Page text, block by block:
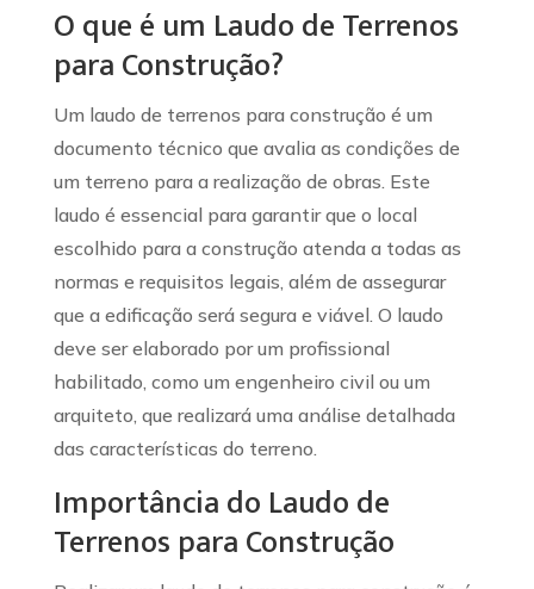
O que é um Laudo de Terrenos
para Construção?
Um laudo de terrenos para construção é um
documento técnico que avalia as condições de
um terreno para a realização de obras. Este
laudo é essencial para garantir que o local
escolhido para a construção atenda a todas as
normas e requisitos legais, além de assegurar
que a edificação será segura e viável. O laudo
deve ser elaborado por um profissional
habilitado, como um engenheiro civil ou um
arquiteto, que realizará uma análise detalhada
das características do terreno.
Importância do Laudo de
Terrenos para Construção